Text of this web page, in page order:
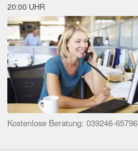
20:00 UHR
Kostenlose Beratung: 039246-65796